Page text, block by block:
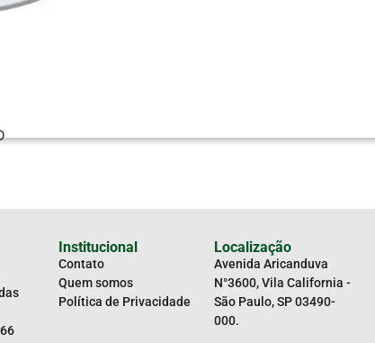
Institucional
Contato
Quem somos
Política de Privacidade
Localização
Avenida Aricanduva
N°3600, Vila California -
São Paulo, SP 03490-
000.